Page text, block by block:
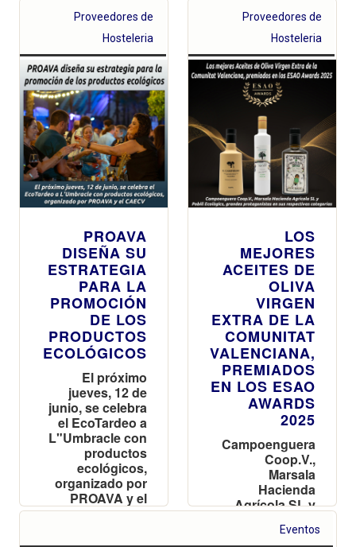
de los
operadores,
pese a la
reducción de la
superficie
certificada por
los efectos de la
DANA y la
sequía
Proveedores de
Hosteleria
PROAVA
DISEÑA SU
ESTRATEGIA
PARA LA
PROMOCIÓN
DE LOS
PRODUCTOS
ECOLÓGICOS
El próximo
jueves, 12 de
junio, se celebra
el EcoTardeo a
L"Umbracle con
productos
ecológicos,
organizado por
PROAVA y el
CAECV
Proveedores de
Hosteleria
LOS
MEJORES
ACEITES DE
OLIVA
VIRGEN
EXTRA DE LA
COMUNITAT
VALENCIANA,
PREMIADOS
EN LOS ESAO
AWARDS
2025
Campoenguera
Coop.V.,
Marsala
Hacienda
Agrícola SL y
Ecològics,
Eventos